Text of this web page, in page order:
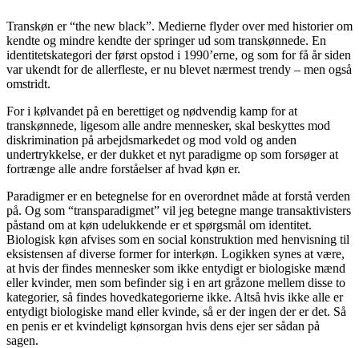
Transkøn er “the new black”. Medierne flyder over med historier om
kendte og mindre kendte der springer ud som transkønnede. En
identitetskategori der først opstod i 1990’erne, og som for få år siden
var ukendt for de allerfleste, er nu blevet nærmest trendy – men også
omstridt.
For i kølvandet på en berettiget og nødvendig kamp for at
transkønnede, ligesom alle andre mennesker, skal beskyttes mod
diskrimination på arbejdsmarkedet og mod vold og anden
undertrykkelse, er der dukket et nyt paradigme op som forsøger at
fortrænge alle andre forståelser af hvad køn er.
Paradigmer er en betegnelse for en overordnet måde at forstå verden
på. Og som “transparadigmet” vil jeg betegne mange transaktivisters
påstand om at køn udelukkende er et spørgsmål om identitet.
Biologisk køn afvises som en social konstruktion med henvisning til
eksistensen af diverse former for interkøn. Logikken synes at være,
at hvis der findes mennesker som ikke entydigt er biologiske mænd
eller kvinder, men som befinder sig i en art gråzone mellem disse to
kategorier, så findes hovedkategorierne ikke. Altså hvis ikke alle er
entydigt biologiske mand eller kvinde, så er der ingen der er det. Så
en penis er et kvindeligt kønsorgan hvis dens ejer ser sådan på
sagen.